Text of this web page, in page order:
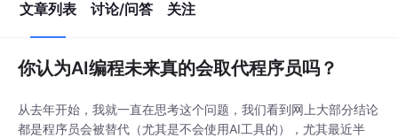
文章列表 讨论/问答 关注
你认为AI编程未来真的会取代程序员吗？
从去年开始，我就一直在思考这个问题，我们看到网上大部分结论
都是程序员会被替代（尤其是不会使用AI工具的），尤其最近半